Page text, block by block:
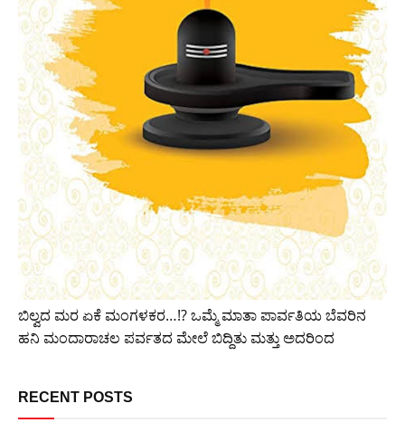
ಬಿಲ್ವದ ಮರ ಏಕೆ ಮಂಗಳಕರ…!? ಒಮ್ಮೆ ಮಾತಾ ಪಾರ್ವತಿಯ ಬೆವರಿನ
ಹನಿ ಮಂದಾರಾಚಲ ಪರ್ವತದ ಮೇಲೆ ಬಿದ್ದಿತು ಮತ್ತು ಅದರಿಂದ
RECENT POSTS